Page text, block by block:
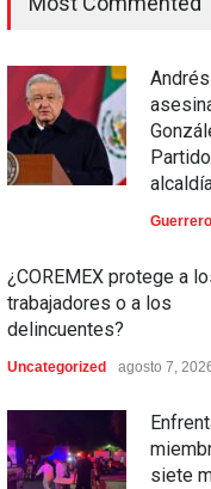
Guerrero
¿COREMEX protege a
trabajadores o a los
delincuentes?
Uncategorized agosto 7,
siete